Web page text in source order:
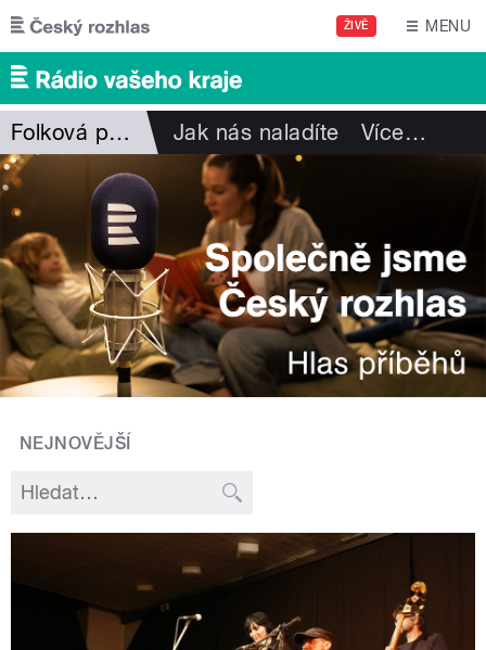
Přejít k hlavnímu obsahu
ŽIVĚ MENU
Folková pohlazení Jak nás naladíte Více…
NEJNOVĚJŠÍ